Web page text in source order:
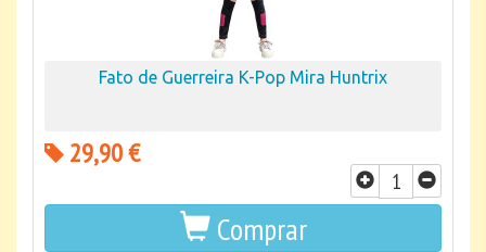
Fato de Guerreira K-Pop Mira Huntrix
29,90 €
Comprar